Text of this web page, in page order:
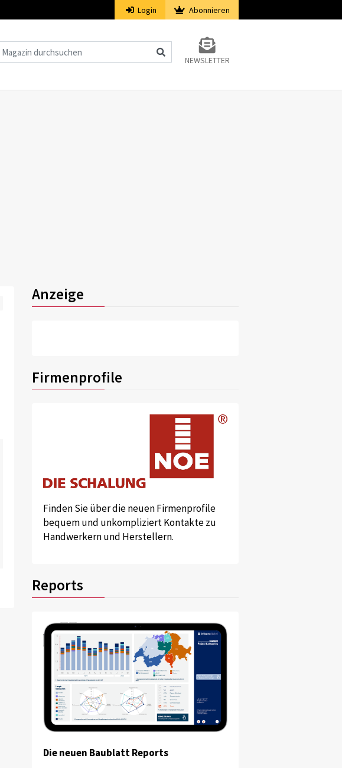
Login Abonnieren
NEWSLETTER
Anzeige
Firmenprofile
Finden Sie über die neuen Firmenprofile
bequem und unkompliziert Kontakte zu
Handwerkern und Herstellern.
Reports
Die neuen Baublatt Reports